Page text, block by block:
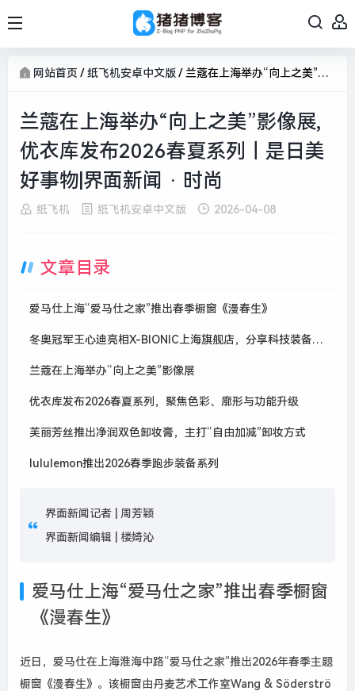
网站首页 /纸飞机安卓中文版/ 兰蔻在上海举办“向上之美”影像展,优衣库发布2026春夏系列｜是日美好事物|界面新闻 · 时尚
兰蔻在上海举办“向上之美”影像展,
优衣库发布2026春夏系列｜是日美
好事物|界面新闻 · 时尚
纸飞机 纸飞机安卓中文版 2026-04-08
文章目录
爱马仕上海“爱马仕之家”推出春季橱窗《漫春生》
冬奥冠军王心迪亮相X-BIONIC上海旗舰店，分享科技装备备赛经验
兰蔻在上海举办“向上之美”影像展
优衣库发布2026春夏系列，聚焦色彩、廓形与功能升级
芙丽芳丝推出净润双色卸妆膏，主打“自由加减”卸妆方式
lululemon推出2026春季跑步装备系列
界面新闻记者 | 周芳颖
界面新闻编辑 | 楼婍沁
爱马仕上海“爱马仕之家”推出春季橱窗
《漫春生》
近日，爱马仕在上海淮海中路“爱马仕之家”推出2026年春季主题
橱窗《漫春生》。该橱窗由丹麦艺术工作室Wang & Söderströ